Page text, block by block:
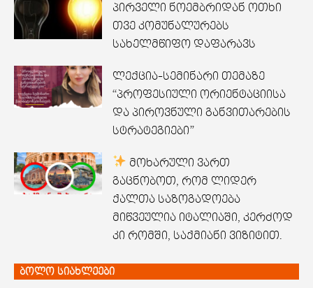
პირველი ნოემბრიდან ოთხი
თვე კომუნალურებს
სახელმწიფო დაფარავს
ლექცია-სემინარი თემაზე
“პროფესიული ორიენტაციისა
და პიროვნული განვითარების
სტრატეგიები”
მოხარული ვართ
გაცნობოთ, რომ ლიდერ
ქალთა საზოგადოება
მიწვეულია იტალიაში, კერძოდ
კი რომში, საქმიანი ვიზიტით.
ბოლო სიახლეები